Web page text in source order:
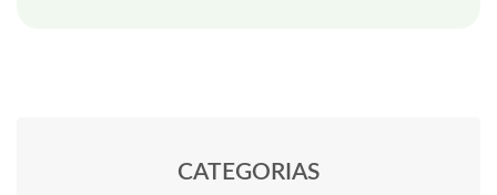
CATEGORIAS